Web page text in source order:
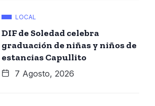
LOCAL
DIF de Soledad celebra
graduación de niñas y niños de
estancias Capullito
7 Agosto, 2026